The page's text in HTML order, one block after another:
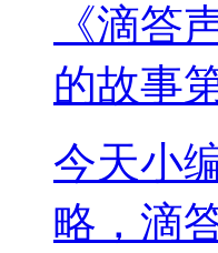
《滴答
的故事
今天小
略，滴